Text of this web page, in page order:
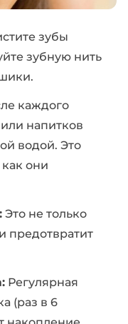
зубы
зубную нить
каждого
напитков
водой. Это
они
Это не только
предотвратит
Регулярная
(раз в 6